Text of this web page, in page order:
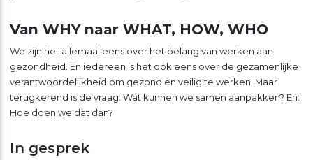
Van WHY naar WHAT, HOW, WHO
We zijn het allemaal eens over het belang van werken aan
gezondheid. En iedereen is het ook eens over de gezamenlijke
verantwoordelijkheid om gezond en veilig te werken. Maar
terugkerend is de vraag: Wat kunnen we samen aanpakken? En:
Hoe doen we dat dan?
In gesprek